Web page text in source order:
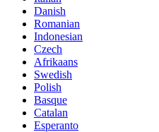
Danish
Romanian
Indonesian
Czech
Afrikaans
Swedish
Polish
Basque
Catalan
Esperanto